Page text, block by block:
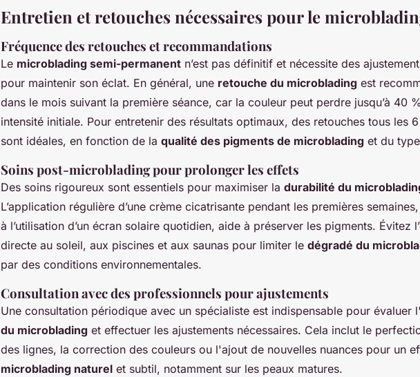
Entretien et retouches nécessaires pour le
Fréquence des retouches et recommandations
Le microblading semi-permanent n’est pas définitif et nécessite des
pour maintenir son éclat. En général, une retouche du microblading est
dans le mois suivant la première séance, car la couleur peut perdre jusqu’à 40
intensité initiale. Pour entretenir des résultats optimaux, des retouches tous les
sont idéales, en fonction de la qualité des pigments de microblading et du
Soins post-microblading pour prolonger les effets
Des soins rigoureux sont essentiels pour maximiser la durabilité du
L’application régulière d’une crème cicatrisante pendant les premières
à l’utilisation d’un écran solaire quotidien, aide à préserver les pigments. Évitez
directe au soleil, aux piscines et aux saunas pour limiter le dégradé du
par des conditions environnementales.
Consultation avec des professionnels pour ajustements
Une consultation périodique avec un spécialiste est indispensable pour évaluer l'
du microblading et effectuer les ajustements nécessaires. Cela inclut le
des lignes, la correction des couleurs ou l'ajout de nouvelles nuances pour un
microblading naturel et subtil, notamment sur les peaux matures.